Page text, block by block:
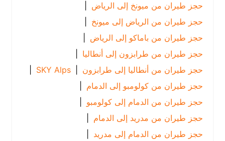
حجز طيران من ميونخ إلى الرياض
|
حجز طيران من الرياض إلى ميونخ |
حجز طيران من باماكو إلى الرياض
|
حجز طيران من طرابزون إلى أنطاليا
|
حجز طيران من أنطاليا إلى طرابزون |
SKY Alps
|
حجز طيران من كولومبو إلى الدمام
|
حجز طيران من الدمام إلى كولومبو |
حجز طيران من مدريد إلى الدمام
|
حجز طيران من الدمام إلى مدريد |